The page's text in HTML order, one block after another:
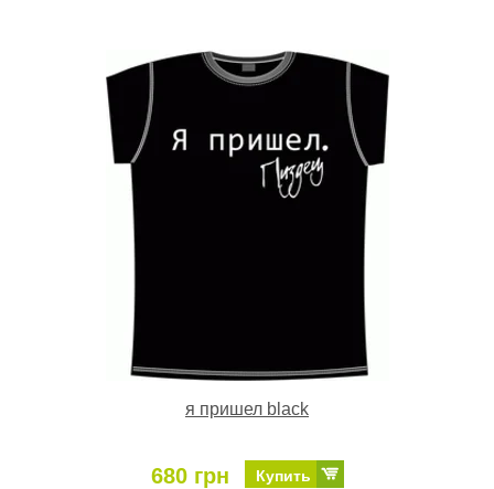
я пришел black
680 грн Купить